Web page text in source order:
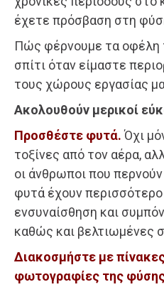
έχετε πρόσβαση στη
Πώς φέρνουμε τα οφέλη
σπίτι όταν είμαστε
τους χώρους εργασίας
Ακολουθούν μερικοί
Προσθέστε φυτά. Όχι
τοξίνες από τον αέρα,
οι άνθρωποι που
φυτά έχουν
ενσυναίσθηση και
καθώς και βελτιωμένες
Διακοσμήστε με
φωτογραφίες της